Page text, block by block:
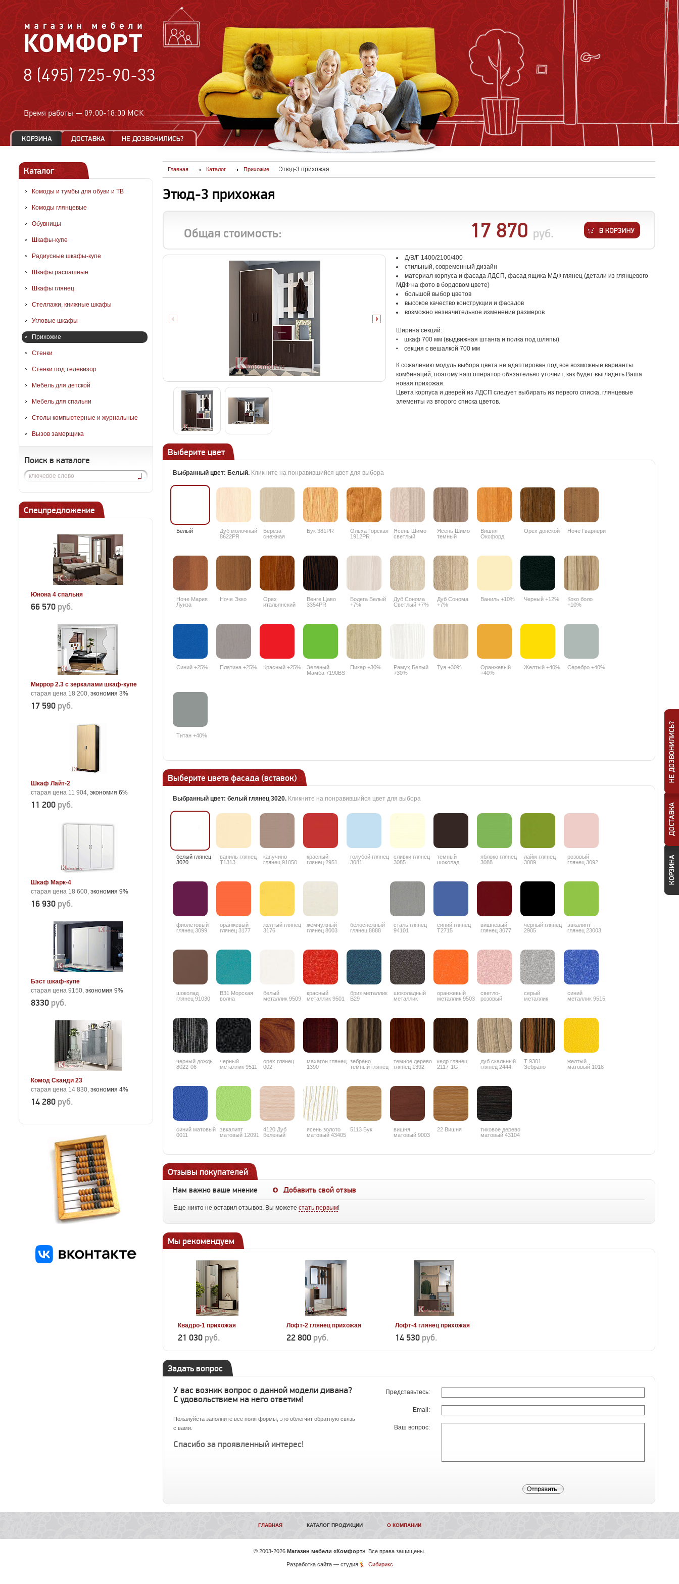
8 (495) 725-90-33
Время работы — 09:00-18:00 МСК
Каталог
Комоды и тумбы для обуви и ТВ
Комоды глянцевые
Обувницы
Шкафы-купе
Радиусные шкафы-купе
Шкафы распашные
Шкафы глянец
Стеллажи, книжные шкафы
Угловые шкафы
Прихожие
Стенки
Стенки под телевизор
Мебель для детской
Мебель для спальни
Столы компьютерные и журнальные
Вызов замерщика
Поиск в каталоге
Спецпредложение
Юнона 4 спальня
66 570 руб.
Миррор 2.3 с зеркалами шкаф-купе
старая цена 18 200, экономия 3%
17 590 руб.
Шкаф Лайт-2
старая цена 11 904, экономия 6%
11 200 руб.
Шкаф Марк-4
старая цена 18 600, экономия 9%
16 930 руб.
Бэст шкаф-купе
старая цена 9150, экономия 9%
8330 руб.
Комод Сканди 23
старая цена 14 830, экономия 4%
14 280 руб.
Главная Каталог Прихожие Этюд-3 прихожая
Этюд-3 прихожая
Общая стоимость: 17 870 руб.
Д/В/Г 1400/2100/400
стильный, современный дизайн
материал корпуса и фасада ЛДСП, фасад ящика МДФ глянец (детали из глянцевого
МДФ на фото в бордовом цвете)
большой выбор цветов
высокое качество конструкции и фасадов
возможно незначительное изменение размеров
Ширина секций:
шкаф 700 мм (выдвижная штанга и полка под шляпы)
секция с вешалкой 700 мм
К сожалению модуль выбора цвета не адаптирован под все возможные варианты
комбинаций, поэтому наш оператор обязательно уточнит, как будет выглядеть Ваша
новая прихожая.
Цвета корпуса и дверей из ЛДСП следует выбирать из первого списка, глянцевые
элементы из второго списка цветов.
Выберите цвет
Выбранный цвет: Белый. Кликните на понравившийся цвет для выбора
Белый
Дуб молочный
8622PR
Береза
снежная
Бук 381PR
Ольха Горская
1912PR
Ясень Шимо
светлый
Ясень Шимо
темный
Вишня
Оксфорд
Орех донской Ноче Гварнери
Ноче Мария
Луиза
Ноче Экко
Орех
итальянский
Венге Цаво
3354PR
Бодега Белый
+7%
Дуб Сонома
Светлый +7%
Дуб Сонома
+7%
Ваниль +10% Черный +12%
Коко боло
+10%
Синий +25% Платина +25% Красный +25%
Зеленый
Мамба 7190BS
Пикар +30%
Рамух Белый
+30%
Туя +30%
Оранжевый
+40%
Желтый +40% Серебро +40%
Титан +40%
Выберите цвета фасада (вставок)
Выбранный цвет: белый глянец 3020. Кликните на понравившийся цвет для выбора
белый глянец
3020
ваниль глянец
T1313
капучино
глянец 91050
красный
глянец 2951
голубой глянец
3081
сливки глянец
3085
темный
шоколад
яблоко глянец
3088
лайм глянец
3089
розовый
глянец 3092
фиолетовый
глянец 3099
оранжевый
глянец 3177
желтый глянец
3176
жемчужный
глянец 8003
белоснежный
глянец 8888
сталь глянец
94101
синий глянец
T2715
вишневый
глянец 3077
черный глянец
2905
эвкалипт
глянец 23003
шоколад
глянец 91030
В31 Морская
волна
белый
металлик 9509
красный
металлик 9501
бриз металлик
B29
шоколадный
металлик
оранжевый
металлик 9503
светло-
розовый
серый
металлик
синий
металлик 9515
черный дождь
8022-06
черный
металлик 9511
орех глянец
002
махагон глянец
1390
зебрано
темный глянец
темное дерево
глянец 1392-
кедр глянец
2117-1G
дуб скальный
глянец 2444-
Т 9301
Зебрано
желтый
матовый 1018
синий матовый
0011
эвкалипт
матовый 12091
4120 Дуб
беленый
ясень золото
матовый 43405
5113 Бук
вишня
матовый 9003
22 Вишня
тиковое дерево
матовый 43104
Отзывы покупателей
Нам важно ваше мнение Добавить свой отзыв
Еще никто не оставил отзывов. Вы можете стать первым!
Мы рекомендуем
Квадро-1 прихожая
21 030 руб.
Лофт-2 глянец прихожая
22 800 руб.
Лофт-4 глянец прихожая
14 530 руб.
Задать вопрос
У вас возник вопрос о данной модели дивана?
С удовольствием на него ответим!
Пожалуйста заполните все поля формы, это облегчит обратную связь
с вами.
Спасибо за проявленный интерес!
Представьтесь:
Email:
Ваш вопрос:
ГЛАВНАЯ КАТАЛОГ ПРОДУКЦИИ О КОМПАНИИ
© 2003-2026 Магазин мебели «Комфорт» . Все права защищены.
Разработка сайта— студия Сибирикс